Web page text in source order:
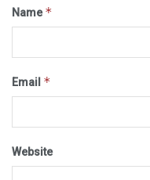
Name*
Email *
Website